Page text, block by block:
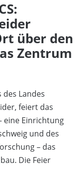
über den
Zentrum
Landes
feiert das
eine Einrichtung
und des
– das
Die Feier